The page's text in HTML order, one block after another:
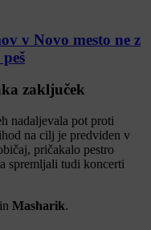
v Novo mesto ne z
zaključek
nadaljevala pot proti
na cilj je predviden v
pričakalo pestro
spremljali tudi koncerti
in Masharik.